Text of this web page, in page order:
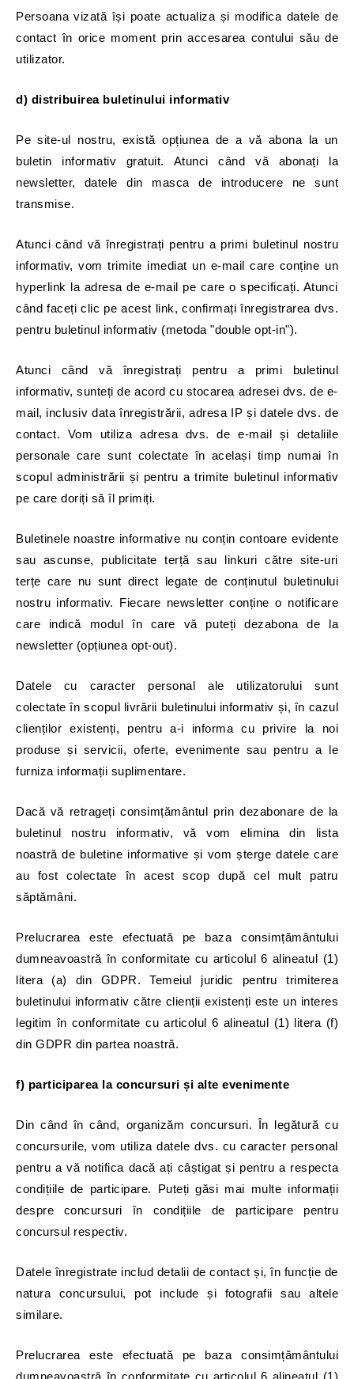
Persoana vizată își poate actualiza și modifica datele de
contact în orice moment prin accesarea contului său de
utilizator.
d) distribuirea buletinului informativ
Pe site-ul nostru, există opțiunea de a vă abona la un
buletin informativ gratuit. Atunci când vă abonați la
newsletter, datele din masca de introducere ne sunt
transmise.
Atunci când vă înregistrați pentru a primi buletinul nostru
informativ, vom trimite imediat un e-mail care conține un
hyperlink la adresa de e-mail pe care o specificați. Atunci
când faceți clic pe acest link, confirmați înregistrarea dvs.
pentru buletinul informativ (metoda "double opt-in").
Atunci când vă înregistrați pentru a primi buletinul
informativ, sunteți de acord cu stocarea adresei dvs. de e-
mail, inclusiv data înregistrării, adresa IP și datele dvs. de
contact. Vom utiliza adresa dvs. de e-mail și detaliile
personale care sunt colectate în același timp numai în
scopul administrării și pentru a trimite buletinul informativ
pe care doriți să îl primiți.
Buletinele noastre informative nu conțin contoare evidente
sau ascunse, publicitate terță sau linkuri către site-uri
terțe care nu sunt direct legate de conținutul buletinului
nostru informativ. Fiecare newsletter conține o notificare
care indică modul în care vă puteți dezabona de la
newsletter (opțiunea opt-out).
Datele cu caracter personal ale utilizatorului sunt
colectate în scopul livrării buletinului informativ și, în cazul
clienților existenți, pentru a-i informa cu privire la noi
produse și servicii, oferte, evenimente sau pentru a le
furniza informații suplimentare.
Dacă vă retrageți consimțământul prin dezabonare de la
buletinul nostru informativ, vă vom elimina din lista
noastră de buletine informative și vom șterge datele care
au fost colectate în acest scop după cel mult patru
săptămâni.
Prelucrarea este efectuată pe baza consimțământului
dumneavoastră în conformitate cu articolul 6 alineatul (1)
litera (a) din GDPR. Temeiul juridic pentru trimiterea
buletinului informativ către clienții existenți este un interes
legitim în conformitate cu articolul 6 alineatul (1) litera (f)
din GDPR din partea noastră.
f) participarea la concursuri și alte evenimente
Din când în când, organizăm concursuri. În legătură cu
concursurile, vom utiliza datele dvs. cu caracter personal
pentru a vă notifica dacă ați câștigat și pentru a respecta
condițiile de participare. Puteți găsi mai multe informații
despre concursuri în condițiile de participare pentru
concursul respectiv.
Datele înregistrate includ detalii de contact și, în funcție de
natura concursului, pot include și fotografii sau altele
similare.
Prelucrarea este efectuată pe baza consimțământului